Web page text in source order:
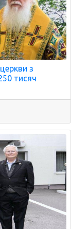
з
тисяч